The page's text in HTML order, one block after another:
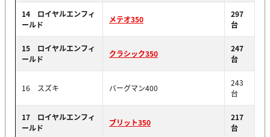
14 ロイヤルエンフィ
ールド
メテオ350
297
台
15 ロイヤルエンフィ
ールド
クラシック350
247
台
16 スズキ バーグマン400
243
台
17 ロイヤルエンフィ
ールド
ブリット350
217
台